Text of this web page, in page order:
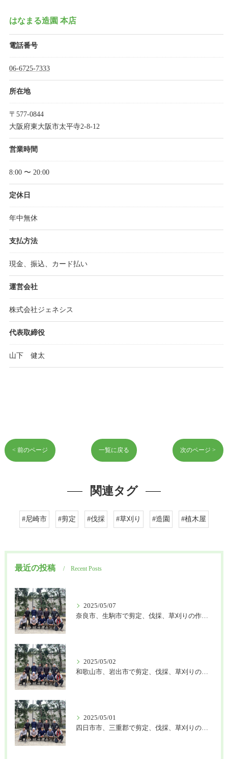
はなまる造園 本店
電話番号
06-6725-7333
所在地
〒577-0844
大阪府東大阪市太平寺2-8-12
営業時間
8:00 〜 20:00
定休日
年中無休
支払方法
現金、振込、カード払い
運営会社
株式会社ジェネシス
代表取締役
山下 健太
< 前のページ 一覧に戻る 次のページ >
関連タグ
#尼崎市 #剪定 #伐採 #草刈り #造園 #植木屋
最近の投稿 Recent Posts
2025/05/07
奈良市、生駒市で剪定、伐採、草刈りの作業を頼むなら はなまる造園
2025/05/02
和歌山市、岩出市で剪定、伐採、草刈りの作業を頼むなら はなまる造園
2025/05/01
四日市市、三重郡で剪定、伐採、草刈りの作業を頼むなら はなまる造園